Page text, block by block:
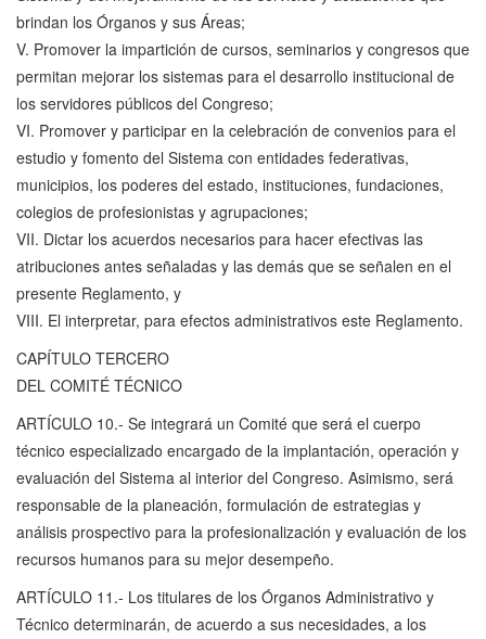
brindan los Órganos y sus Áreas;
V. Promover la impartición de cursos, seminarios y congresos que
permitan mejorar los sistemas para el desarrollo institucional de
los servidores públicos del Congreso;
VI. Promover y participar en la celebración de convenios para el
estudio y fomento del Sistema con entidades federativas,
municipios, los poderes del estado, instituciones, fundaciones,
colegios de profesionistas y agrupaciones;
VII. Dictar los acuerdos necesarios para hacer efectivas las
atribuciones antes señaladas y las demás que se señalen en el
presente Reglamento, y
VIII. El interpretar, para efectos administrativos este Reglamento.
CAPÍTULO TERCERO
DEL COMITÉ TÉCNICO
ARTÍCULO 10.- Se integrará un Comité que será el cuerpo
técnico especializado encargado de la implantación, operación y
evaluación del Sistema al interior del Congreso. Asimismo, será
responsable de la planeación, formulación de estrategias y
análisis prospectivo para la profesionalización y evaluación de los
recursos humanos para su mejor desempeño.
ARTÍCULO 11.- Los titulares de los Órganos Administrativo y
Técnico determinarán, de acuerdo a sus necesidades, a los